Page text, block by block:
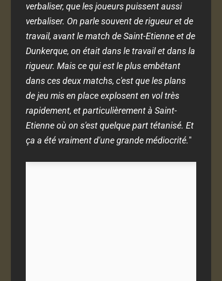
verbaliser, que les joueurs puissent aussi
verbaliser. On parle souvent de rigueur et de
travail, avant le match de Saint-Etienne et de
Dunkerque, on était dans le travail et dans la
rigueur. Mais ce qui est le plus embêtant
dans ces deux matchs, c'est que les plans
de jeu mis en place explosent en vol très
rapidement, et particulièrement à Saint-
Etienne où on s'est quelque part tétanisé. Et
ça a été vraiment d'une grande médiocrité."